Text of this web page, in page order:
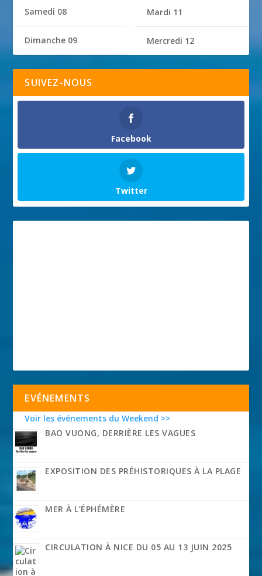
Samedi 08
Dimanche 09
Mardi 11
Mercredi 12
SUIVEZ-NOUS
Facebook
Twitter
EVÉNEMENTS
Voir les événements du Weekend >>
BAO VUONG, DERRIÈRE LES VAGUES
EXPOSITION DES PRÉHISTORIQUES À LA PLAGE
MER À L’ÉPHÉMÈRE
CIRCULATION À NICE DU 05 AU 13 JUIN 2025